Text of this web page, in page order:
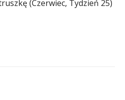
(Czerwiec, Tydzień 25)